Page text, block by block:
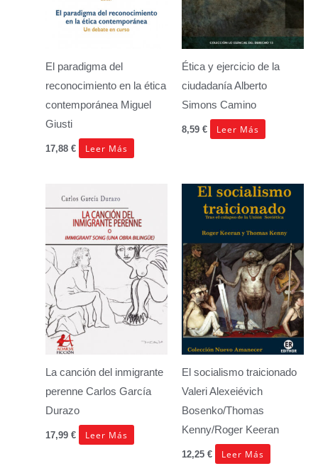
El paradigma del
reconocimiento en la ética
contemporánea Miguel
Giusti
17,88 € Leer Más
Ética y ejercicio de la
ciudadaníaAlberto
Simons Camino
8,59 € Leer Más
La canción del inmigrante
perenne Carlos García
Durazo
17,99 € Leer Más
El socialismo traicionado
Valeri Alexeiévich
Bosenko/Thomas
Kenny/Roger Keeran
12,25 € Leer Más